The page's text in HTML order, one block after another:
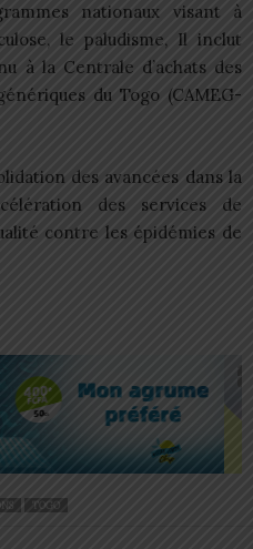
nationaux visant à
le paludisme, Il inclut
à la Centrale d’achats des
du Togo (CAMEG-
des avancées dans la
des services de
contre les épidémies de
TOGO